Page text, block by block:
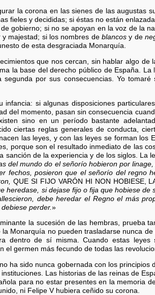
la corona en las sienes de las augustas
fieles y decididas; si éstas no están
gobierno; si no se apoyan en la voz de la
majestad; si los nombres de blancosy de
de esta desgraciada Monarquía.
que nos cercan, sin hablar algo de
la base del derecho público de España. La
por sus consecuencias. Yo
si algunas disposiciones
del momento, pasan sin consecuencia
sino en un período bastante
ciertas reglas generales de conducta,
las leyes, y con las leyes se forman los
porque son el resultado inmediato de las
de la experiencia y de los siglos. La
del mundo do el señorío hobieron por
fechos, posieron que el señorío del regno
QUE SI FIJO VARÓN HI NON HOBIESE,
heredase, si dejase fijo o fija que hobiese de
debe heredar el Regno el más
perder. »
la sucesión de las hembras, prueba
Monarquía no pueden trasladarse nunca
dentro de sí misma. Cuando estas leyes
el germen más fecundo de todas las
ha sido nunca gobernada con los principios
Las historias de las reinas de
para no estar presentes en la memoria
ni Felipe V hubiera ceñido su corona.